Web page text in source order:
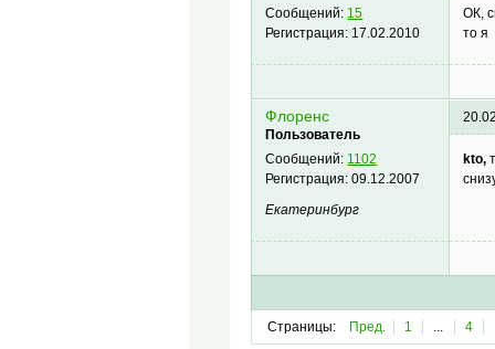
Сообщений: 15
Регистрация: 17.02.2010
ОК,
то я
Флоренс
Пользователь
Сообщений: 1102
Регистрация:09.12.2007
Екатеринбург
kto,
Страницы: Пред. 1 ... 4